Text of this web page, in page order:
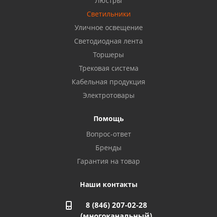
Балаково, ул. Комарова, 55
Октябрьский, ул. Свердлова, 28
Азнакаево, ул. Булгар, 2. ТЦ "Акчарлак"
Стерлитамак, ул. Вокзальная, 13
Магнитогорск, ул. Труда, 14
Светильники
Уличное освещение
Светодиодная лента
Торшеры
Трековая система
Кабельная продукция
Электротовары
Помощь
Вопрос-ответ
Бренды
Гарантия на товар
Наши контакты
8 (846) 207-02-28